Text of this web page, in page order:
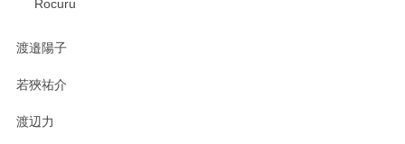
Rocuru
渡邉陽子
若狹祐介
渡辺力